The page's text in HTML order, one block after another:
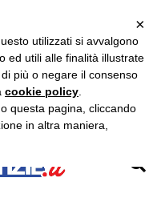
×
utilizzati si avvalgono
ed utili alle finalità illustrate
più o negare il consenso
cookie policy
questa pagina, cliccando
in altra maniera,